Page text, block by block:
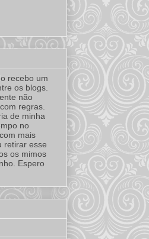
recebo um
os blogs.
não
regras.
de minha
no
mais
retirar esse
os mimos
Espero